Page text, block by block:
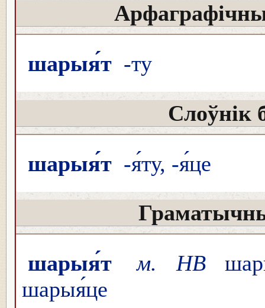
шарыя́т -ту
Слоўнік
шарыя́т -я́ту, -я́це
шарыя́т м. НВ
шарыя́це